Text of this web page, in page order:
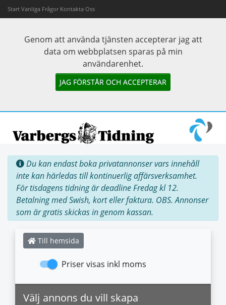
Start Vanliga Frågor Kontakta Oss
Genom att använda tjänsten accepterar jag att
data om webbplatsen sparas på min
användarenhet.
JAG FÖRSTÅR OCH ACCEPTERAR
Du kan endast boka privatannonser vars innehåll
inte kan härledas till kontinuerlig affärsverksamhet.
För tisdagens tidning är deadline Fredag kl 12.
Betalning med Swish, kort eller faktura. OBS. Annonser
som är gratis skickas in genom kassan.
Till hemsida
Priser visas inkl moms
Välj annons du vill skapa